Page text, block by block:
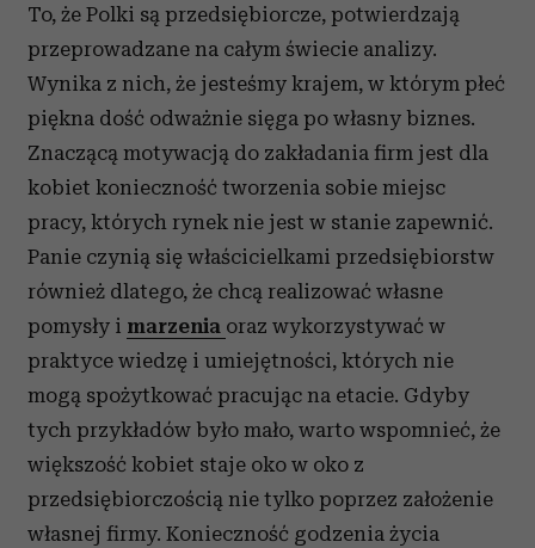
To, że Polki są przedsiębiorcze, potwierdzają
przeprowadzane na całym świecie analizy.
Wynika z nich, że jesteśmy krajem, w którym płeć
piękna dość odważnie sięga po własny biznes.
Znaczącą motywacją do zakładania firm jest dla
kobiet konieczność tworzenia sobie miejsc
pracy, których rynek nie jest w stanie zapewnić.
Panie czynią się właścicielkami przedsiębiorstw
również dlatego, że chcą realizować własne
pomysły i marzenia oraz wykorzystywać w
praktyce wiedzę i umiejętności, których nie
mogą spożytkować pracując na etacie. Gdyby
tych przykładów było mało, warto wspomnieć, że
większość kobiet staje oko w oko z
przedsiębiorczością nie tylko poprzez założenie
własnej firmy. Konieczność godzenia życia